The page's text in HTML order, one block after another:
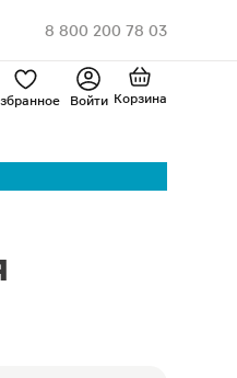
8 800 200 78 03
Войти Корзина